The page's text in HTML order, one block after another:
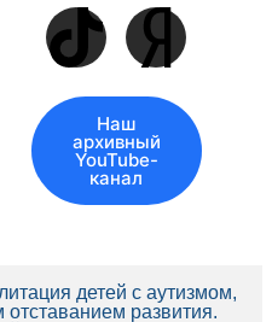
Наш
архивный
YouTube-
канал
детей с аутизмом,
развития.